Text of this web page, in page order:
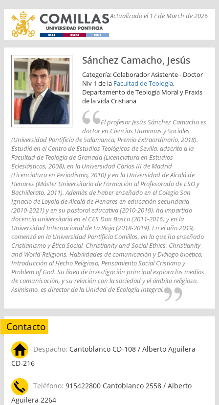
Actualizado el 17 de March de 2026
Sánchez Camacho, Jesús
Categoría: Colaborador Asistente - Doctor
Niv 1 de la Facultad de Teología,
Departamento de Teología Moral y Praxis
de la vida Cristiana
El profesor Jesús Sánchez Camacho es
doctor en Ciencias Humanas y Sociales
(Universidad Pontificia de Salamanca, Premio Extraordinario, 2018).
Estudió en el Centro de Estudios Teológicos de Sevilla, adscrito a la
Facultad de Teología de Granada (Licenciatura en Estudios
Eclesiásticos, 2008), en la Universidad Carlos III de Madrid
(Licenciatura en Periodismo, 2010) y en la Universidad de Alcalá de
Henares (Máster Universitario de Formación al Profesorado de ESO y
Bachillerato, 2011). Además de haber enseñado en el Colegio San
Ignacio de Loyola de Alcalá de Henares en educación secundaria
(2010-2021) y en su pastoral educativa (2010-2019), ha impartido
docencia universitaria en el CES Don Bosco (2011-2016) y en la
Universidad Internacional de La Rioja (2018-2019). En el año 2019,
comenzó en la Universidad Pontificia Comillas, en la que ha enseñado
Cristianismo y Ética Social, Christianity and Social Ethics, Christianity
and World Religions, Habilidades de comunicación y Diálogo bioético,
Introducción al Hecho Religioso, Pensamiento Social Cristiano y
Problem of God. Su línea de investigación principal explora los medios
de comunicación, y su relación con la sociedad y el ámbito religioso.
Asimismo, es director de la Unidad de Ecología Integral.
Contacto
Despacho: Cantoblanco CD-108 / Alberto Aguilera
CD-216
Teléfono: 915422800 Cantoblanco 2558 / Alberto
Aguilera 2264